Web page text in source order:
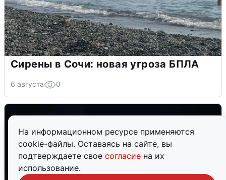
На информационном ресурсе применяются
cookie-файлы. Оставаясь на сайте, вы
подтверждаете свое согласие на их
использование.
Сирены в Сочи: новая угроза БПЛА
6 августа 0